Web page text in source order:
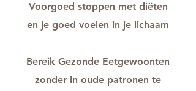
Voorgoed stoppen met diëten
en je goed voelen in je lichaam
Bereik Gezonde Eetgewoonten
zonder in oude patronen te